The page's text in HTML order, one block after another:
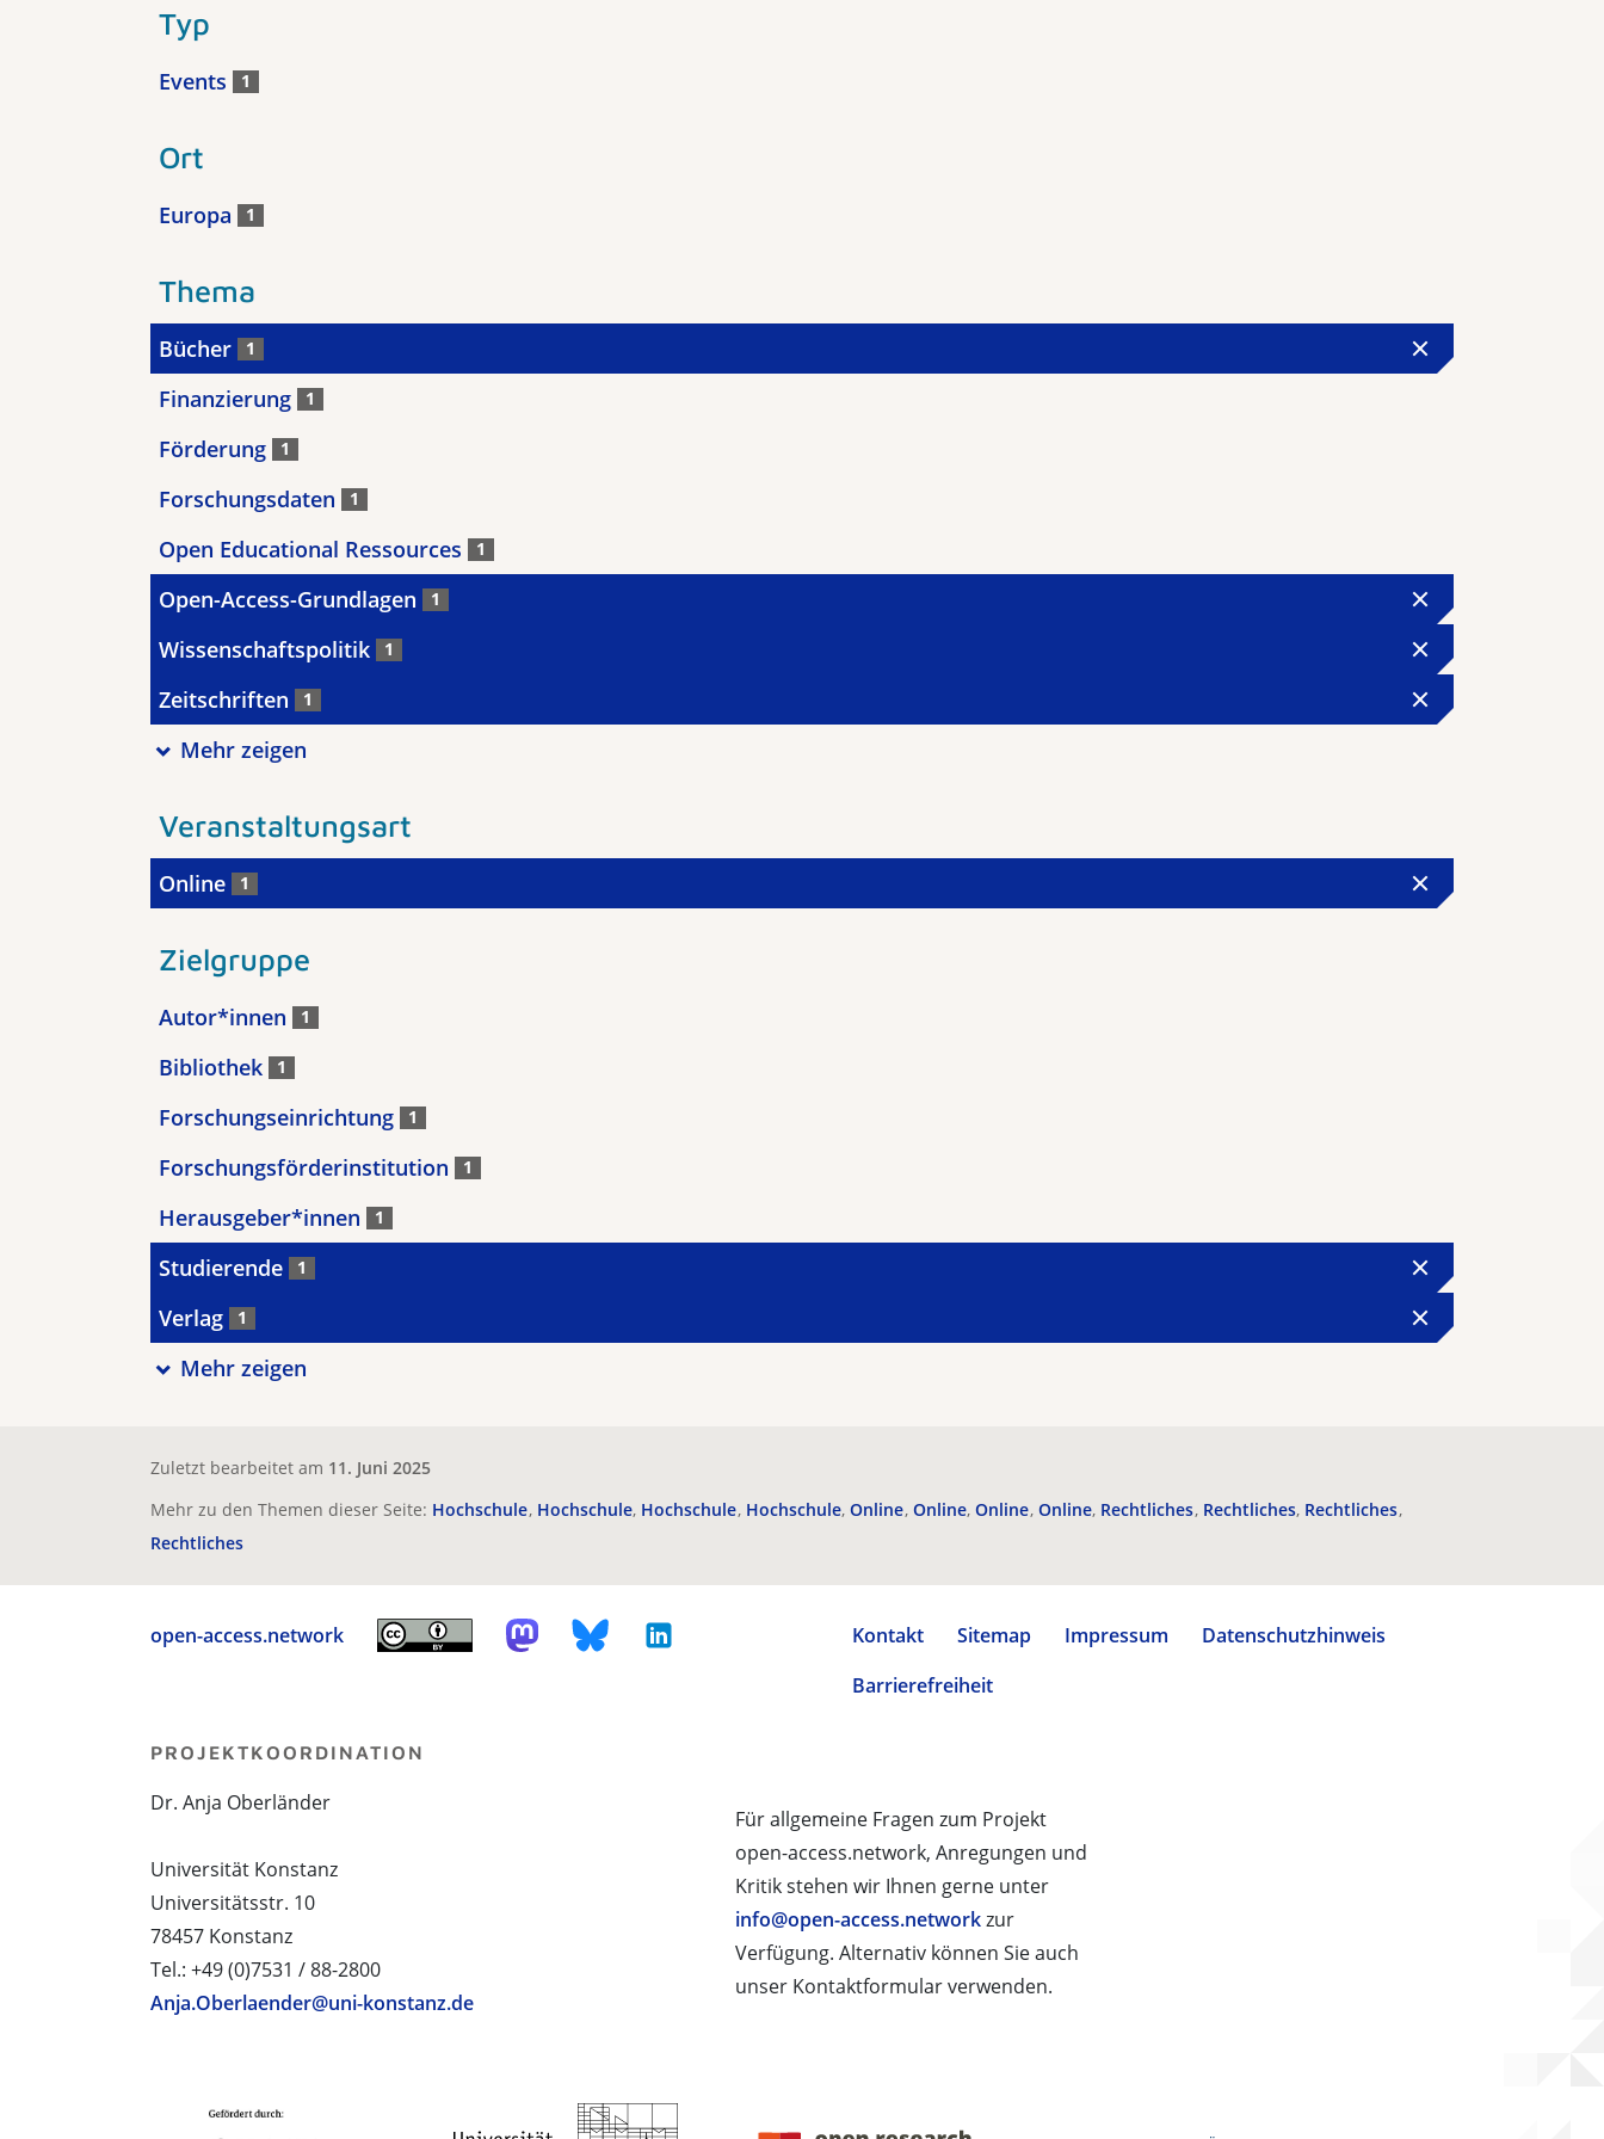
Typ
Events 1
Ort
Europa 1
Thema
Bücher 1
Finanzierung 1
Förderung 1
Forschungsdaten 1
Open Educational Ressources 1
Open-Access-Grundlagen 1
Wissenschaftspolitik 1
Zeitschriften 1
Mehr zeigen
Veranstaltungsart
Online 1
Zielgruppe
Autor*innen 1
Bibliothek 1
Forschungseinrichtung 1
Forschungsförderinstitution 1
Herausgeber*innen 1
Studierende 1
Verlag 1
Mehr zeigen
Zuletzt bearbeitet am 11. Juni 2025
Mehr zu den Themen dieser Seite: Hochschule Hochschule Hochschule Hochschule Online Online Online Online Rechtliches Rechtliches Rechtliches
Rechtliches
open-access.network Kontakt Sitemap Impressum
Datenschutzhinweis
Barrierefreiheit
Für allgemeine Fragen zum Projekt
open-access.network, Anregungen und
Kritik stehen wir Ihnen gerne unter
info@open-access.networkzur
Verfügung. Alternativ können Sie auch
unser Kontaktformular verwenden.
PROJEKTKOORDINATION
Dr. Anja Oberländer
Universität Konstanz
Universitätsstr. 10
78457 Konstanz
Tel.: +49 (0)7531 / 88-2800
Anja.Oberlaender@uni-konstanz.de